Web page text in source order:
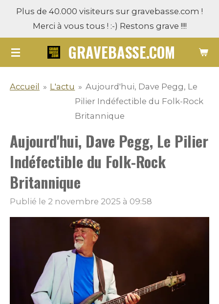
Passer
contenu
principal
GRAVEBASSE.COM
Plus de 40.000 visiteurs sur gravebasse.com !
Merci à vous tous ! :-) Restons grave !!!!
Accueil » L'actu » Aujourd'hui, Dave Pegg, Le
Pilier Indéfectible du Folk-Rock
Britannique
Aujourd'hui, Dave Pegg, Le Pilier
Indéfectible du Folk-Rock
Britannique
Publié le 2 novembre 2025 à 09:58